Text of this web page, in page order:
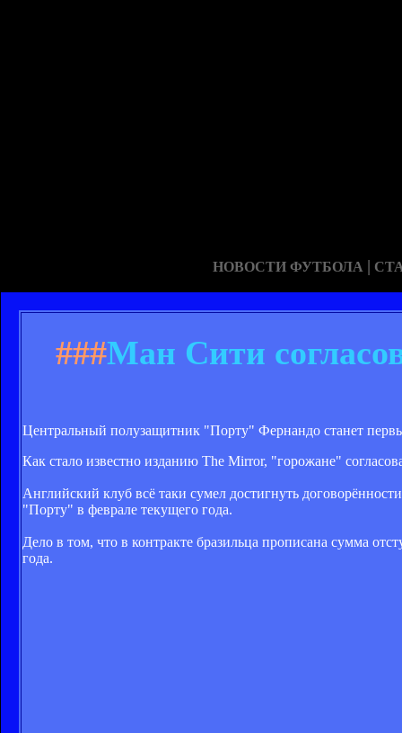
НОВОСТИ ФУТБОЛА |
###Ман Сити
Центральный полузащитник "Порту" Фернандо станет
Как стало известно изданию The Mirror, "горожане"
Английский клуб всё таки сумел достигнуть
"Порту" в феврале текущего года.
Дело в том, что в контракте бразильца прописана сумма
года.